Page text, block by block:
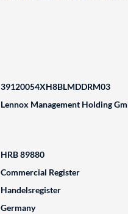
39120054XH8BLMDDRM03
Lennox Management Holding
HRB 89880
Commercial Register
Handelsregister
Germany